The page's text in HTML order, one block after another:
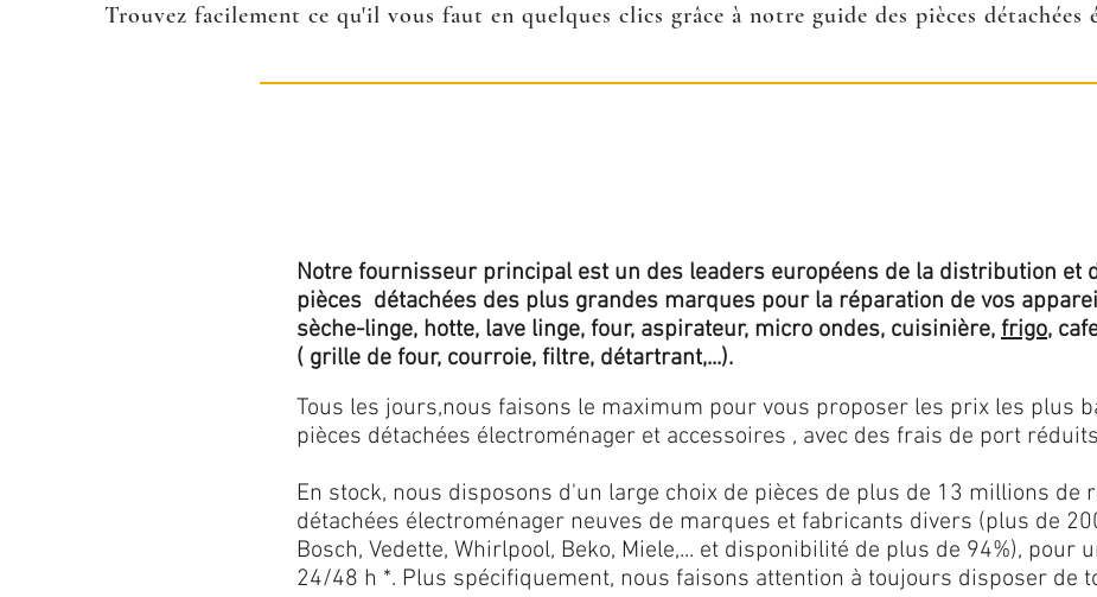
Trouvez facilement ce qu'il vous faut en quelques clics grâce à notre guide des pièces détachées
Notre fournisseur principal est un des leaders européens de la distribution et
pièces détachées des plus grandes marques pour la réparation de vos
sèche-linge, hotte, lave linge, four, aspirateur, micro ondes, cuisinière, frigo,
( grille de four, courroie, filtre, détartrant,...).
Tous les jours,nous faisons le maximum pour vous proposer les prix les plus
pièces détachées électroménager et accessoires , avec des frais de port
En stock, nous disposons d'un large choix de pièces de plus de 13 millions de
détachées électroménager neuves de marques et fabricants divers (plus de
Bosch, Vedette, Whirlpool, Beko, Miele,... et disponibilité de plus de 94%), pour
24/48 h *. Plus spécifiquement, nous faisons attention à toujours disposer de